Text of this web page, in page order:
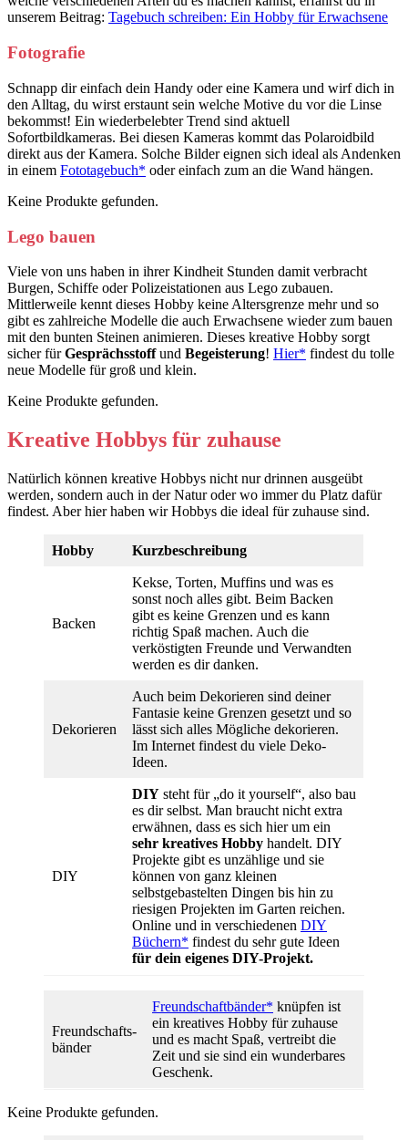
unserem Beitrag: Tagebuch schreiben: Ein Hobby für Erwachsene
Fotografie
Schnapp dir einfach dein Handy oder eine Kamera und wirf dich in
den Alltag, du wirst erstaunt sein welche Motive du vor die Linse
bekommst! Ein wiederbelebter Trend sind aktuell
Sofortbildkameras. Bei diesen Kameras kommt das Polaroidbild
direkt aus der Kamera. Solche Bilder eignen sich ideal als Andenken
in einem Fototagebuch* oder einfach zum an die Wand hängen.
Keine Produkte gefunden.
Lego bauen
Viele von uns haben in ihrer Kindheit Stunden damit verbracht
Burgen, Schiffe oder Polizeistationen aus Lego zubauen.
Mittlerweile kennt dieses Hobby keine Altersgrenze mehr und so
gibt es zahlreiche Modelle die auch Erwachsene wieder zum bauen
mit den bunten Steinen animieren. Dieses kreative Hobby sorgt
sicher fürGesprächsstoffund Begeisterung! Hier* findest du tolle
neue Modelle für groß und klein.
Keine Produkte gefunden.
Kreative Hobbys für zuhause
Natürlich können kreative Hobbys nicht nur drinnen ausgeübt
werden, sondern auch in der Natur oder wo immer du Platz dafür
findest. Aber hier haben wir Hobbys die ideal für zuhause sind.
Hobby Kurzbeschreibung
Backen
Kekse, Torten, Muffins und was es
sonst noch alles gibt. Beim Backen
gibt es keine Grenzen und es kann
richtig Spaß machen. Auch die
verköstigten Freunde und Verwandten
werden es dir danken.
Dekorieren
Auch beim Dekorieren sind deiner
Fantasie keine Grenzen gesetzt und so
lässt sich alles Mögliche dekorieren.
Im Internet findest du viele Deko-
Ideen.
DIY
DIY steht für „do it yourself“, also bau
es dir selbst. Man braucht nicht extra
erwähnen, dass es sich hier um ein
sehr kreatives Hobby handelt. DIY
Projekte gibt es unzählige und sie
können von ganz kleinen
selbstgebastelten Dingen bis hin zu
riesigen Projekten im Garten reichen.
Online und in verschiedenen DIY
Büchern* findest du sehr gute Ideen
für dein eigenes DIY-Projekt.
Freundschafts-
bänder
Freundschaftbänder* knüpfen ist
ein kreatives Hobby für zuhause
und es macht Spaß, vertreibt die
Zeit und sie sind ein wunderbares
Geschenk.
Keine Produkte gefunden.